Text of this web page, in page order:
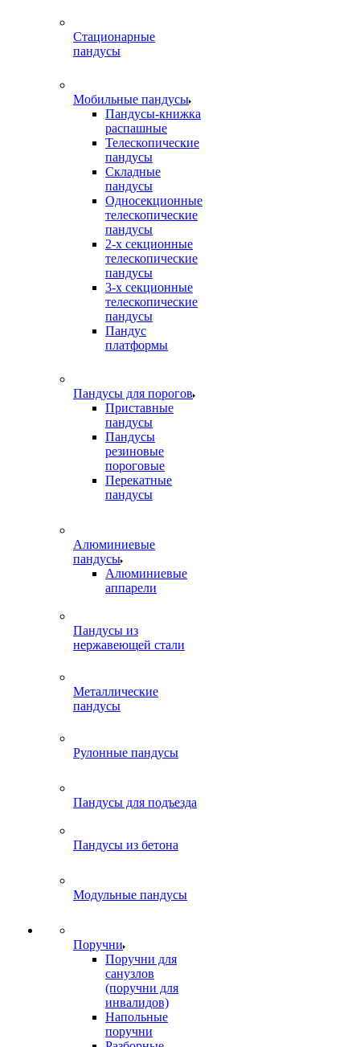
Стационарные
пандусы
Мобильные пандусы
Пандусы-книжка
распашные
Телескопические
пандусы
Складные
пандусы
Односекционные
телескопические
пандусы
2-х секционные
телескопические
пандусы
3-х секционные
телескопические
пандусы
Пандус
платформы
Пандусы для порогов
Приставные
пандусы
Пандусы
резиновые
пороговые
Перекатные
пандусы
Алюминиевые
пандусы
Алюминиевые
аппарели
Пандусы из
нержавеющей стали
Металлические
пандусы
Рулонные пандусы
Пандусы для подъезда
Пандусы из бетона
Модульные пандусы
Поручни
Поручни для
санузлов
(поручни для
инвалидов)
Напольные
поручни